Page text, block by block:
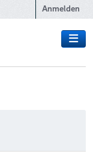
Anmelden